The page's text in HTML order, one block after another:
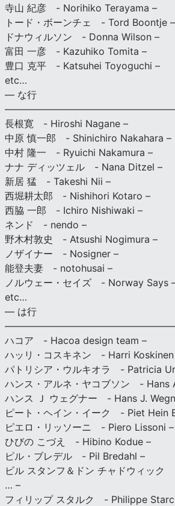
寺山 紀彦 - Norihiko Terayama –
トード・ボーンチェ - Tord Boontje –
ドナウィルソン - Donna Wilson –
富田 一彦 - Kazuhiko Tomita –
豊口 克平 - Katsuhei Toyoguchi –
etc…
— な行
長根寛 - Hiroshi Nagane –
中原 慎一郎 - Shinichiro Nakahara –
中村 隆一 - Ryuichi Nakamura –
ナナ ディッツェル - Nana Ditzel –
新居 猛 - Takeshi Nii –
西堀耕太郎 - Nishihori Kotaro –
西脇 一郎 - Ichiro Nishiwaki –
ネンド - nendo –
野木村敦史 - Atsushi Nogimura –
ノザイナー - Nosigner –
能登夫妻 - notohusai –
ノルウェー・セイズ - Norway Says
etc…
— は行
ハコア - Hacoa design team –
ハッリ・コスキネン - Harri
パトリシア・ウルキオラ - Patricia
ハンス・アルネ・ヤコブソン - Hans
ハンス Ｊ ウェグナー - Hans J.
ピート・ヘイン・イーク - Piet Hein
ピエロ・リッソーニ - Piero Lissoni –
ひびの こづえ - Hibino Kodue –
ピル・ブレデル - Pil Bredahl –
ビル スタンフ＆ドン チャドウィッ
… –
フィリップ スタルク - Philippe